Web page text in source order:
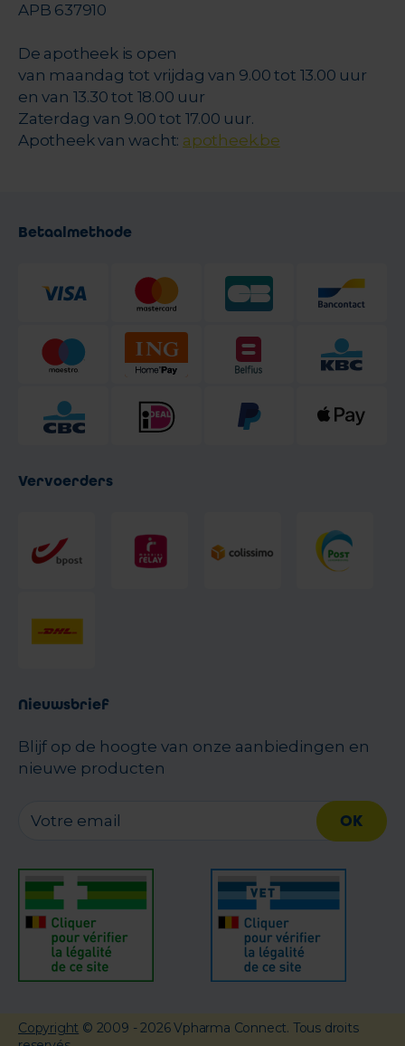
APB 637910
De apotheek is open
van maandag tot vrijdag van 9.00 tot 13.00 uur
en van 13.30 tot 18.00 uur
Zaterdag van 9.00 tot 17.00 uur.
Apotheek van wacht: apotheek.be
Betaalmethode
Vervoerders
Nieuwsbrief
Blijf op de hoogte van onze aanbiedingen en
nieuwe producten
OK
Copyright © 2009 - 2026 Vpharma Connect. Tous droits